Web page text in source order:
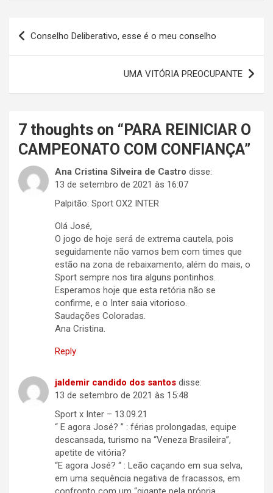
Navegação
de
Conselho Deliberativo, esse é o meu conselho
UMA VITÓRIA PREOCUPANTE
7 thoughts on “ PARA REINICIAR O
CAMPEONATO COM CONFIANÇA”
Ana Cristina Silveira de Castro disse:
13 de setembro de 2021 às 16:07
Palpitão: Sport OX2 INTER
Olá José,
O jogo de hoje será de extrema cautela, pois
seguidamente não vamos bem com times que
estão na zona de rebaixamento, além do mais, o
Sport sempre nos tira alguns pontinhos.
Esperamos hoje que esta retória não se
confirme, e o Inter saia vitorioso.
Saudações Coloradas.
Ana Cristina.
Reply
jaldemir candido dos santos disse:
13 de setembro de 2021 às 15:48
Sport x Inter – 13.09.21
“ E agora José? ” : férias prolongadas, equipe
descansada, turismo na “Veneza Brasileira”,
apetite de vitória?
“E agora José? “ : Leão caçando em sua selva,
em uma sequência negativa de fracassos, em